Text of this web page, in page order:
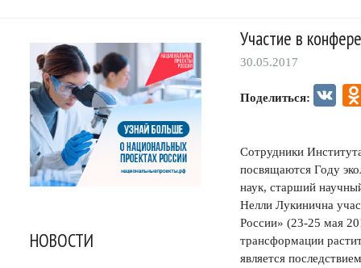
Участие в
30.05.2017
Поделиться: VK
Сотрудники
посвящаются Году
наук, старший
Нелли Лукинична
России» (23-25 мая
трансформации
является
НОВОСТИ